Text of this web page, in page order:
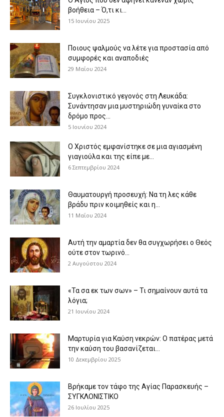
βοήθεια – Ό,τι κι...
15 Ιουνίου 2025
Ποιους ψαλμούς να λέτε για προστασία από
συμφορές και αναποδιές
29 Μαΐου 2024
Συγκλονιστικό γεγονός στη Λευκάδα:
Συνάντησαν μια μυστηριώδη γυναίκα στο
δρόμο προς...
5 Ιουνίου 2024
Ο Χριστός εμφανίστηκε σε μια αγιασμένη
γιαγιούλα και της είπε με...
6 Σεπτεμβρίου 2024
Θαυματουργή προσευχή: Να τη λες κάθε
βράδυ πριν κοιμηθείς και η...
11 Μαΐου 2024
Αυτή την αμαρτία δεν θα συγχωρήσει ο Θεός
ούτε στον τωρινό...
2 Αυγούστου 2024
«Τα σα εκ των σων» – Τι σημαίνουν αυτά τα
λόγια;
21 Ιουνίου 2024
Μαρτυρία για Καύση νεκρών: Ο πατέρας μετά
την καύση του βασανίζεται...
10 Δεκεμβρίου 2025
Βρήκαμε τον τάφο της Αγίας Παρασκευής –
ΣΥΓΚΛΟΝΙΣΤΙΚΟ
26 Ιουλίου 2025